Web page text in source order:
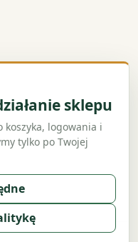
sklepu
koszyka, logowania i
tylko po Twojej